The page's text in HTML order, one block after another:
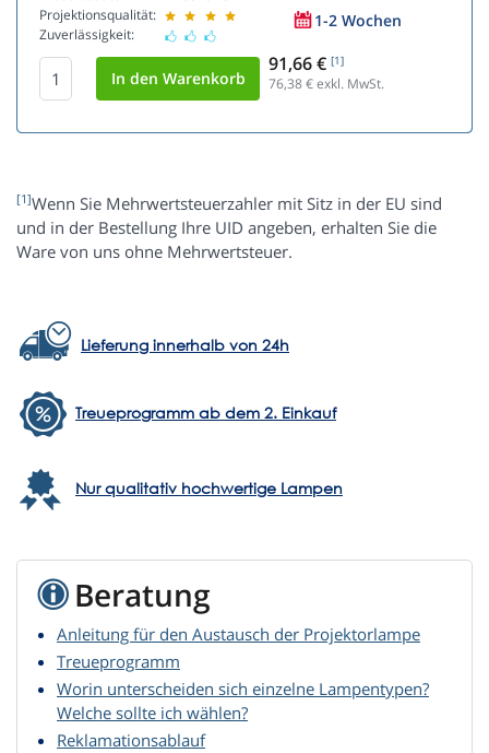
Projektionsqualität:
Zuverlässigkeit:
1-2 Wochen
91,66 € [1]
76,38€ exkl. MwSt.
[1]Wenn Sie Mehrwertsteuerzahler mit Sitz in der EU sind
und in der Bestellung Ihre UID angeben, erhalten Sie die
Ware von uns ohne Mehrwertsteuer.
Lieferung innerhalb von 24h
Treueprogramm ab dem 2. Einkauf
Nur qualitativ hochwertige Lampen
Beratung
Anleitung für den Austausch der Projektorlampe
Treueprogramm
Worin unterscheiden sich einzelne Lampentypen?
Welche sollte ich wählen?
Reklamationsablauf